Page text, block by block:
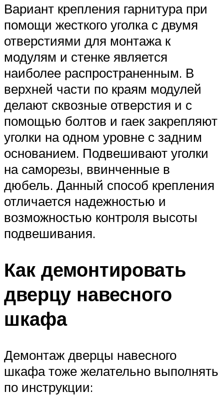
Вариант крепления гарнитура при
помощи жесткого уголка с двумя
отверстиями для монтажа к
модулям и стенке является
наиболее распространенным. В
верхней части по краям модулей
делают сквозные отверстия и с
помощью болтов и гаек закрепляют
уголки на одном уровне с задним
основанием. Подвешивают уголки
на саморезы, ввинченные в
дюбель. Данный способ крепления
отличается надежностью и
возможностью контроля высоты
подвешивания.
Как демонтировать
дверцу навесного
шкафа
Демонтаж дверцы навесного
шкафа тоже желательно выполнять
по инструкции: